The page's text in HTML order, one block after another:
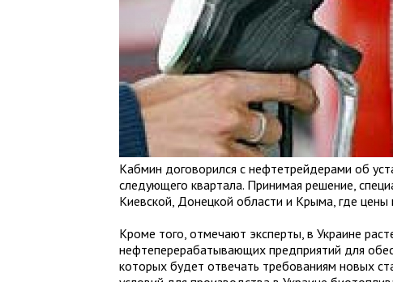
Кабмин договорился с нефтетрейдерами об
следующего квартала. Принимая решение,
Киевской, Донецкой области и Крыма, где
Кроме того, отмечают эксперты, в Украине
нефтеперерабатывающих предприятий для
которых будет отвечать требованиям новых